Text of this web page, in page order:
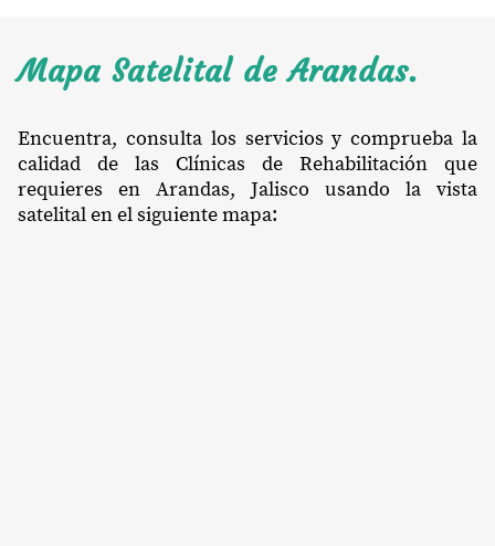
Mapa Satelital de Arandas.
Encuentra, consulta los servicios y comprueba la
calidad de las Clínicas de Rehabilitación que
requieres en Arandas, Jalisco usando la vista
satelital en el siguiente mapa: